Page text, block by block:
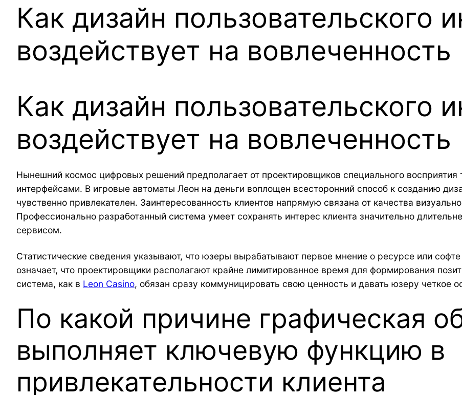
Как дизайн пользовательского
воздействует на вовлеченность
Как дизайн пользовательского
воздействует на вовлеченность
Нынешний космос цифровых решений предполагает от проектировщиков специального восприятия
интерфейсами. В игровые автоматы Леон на деньги воплощен всесторонний способ к созданию
чувственно привлекателен. Заинтересованность клиентов напрямую связана от качества
Профессионально разработанный система умеет сохранять интерес клиента значительно
сервисом.
Статистические сведения указывают, что юзеры вырабатывают первое мнение о ресурсе или
означает, что проектировщики располагают крайне лимитированное время для формирования
система, как в Leon Casino, обязан сразу коммуницировать свою ценность и давать юзеру четкое
По какой причине графическая
выполняет ключевую функцию в
привлекательности клиента